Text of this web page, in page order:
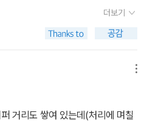
나 그 누구를 위해서도 희생하지 않
나 앞에 삶은 이제까지와는 전혀
테도 방해받지 않고 혼자 꿈을 꾼
깨닫는다. 아내와 엄마로서 주어
자 한 걸음 한 걸음 내디딜 때마다
위도 넓어’진다. ‘이제는 오로지
소설이다. 본문이 243쪽에서 끝
린 거 같다. 세상을 향해 여성의 자
을 건너지 못했다. 케이트 쇼팽이
는 나무다리를 놓은 후에야 비로
Awakening>을 다시 출간할 수 있
이후
다우면서도 잔인한 것이, 그럼에
조금은 알 수 있을 것 같았다. - P
의 아내가 아닌 자신의 삶의 주인
를 만나 진심을 전하게 되는데...이
은 발생하지 않는다. 그럼에도 불
않았다. 단지 '에드나'의 감정의 변
그녀의 삶을 사로잡는 것을 지켜
가가 ˝케이트 쇼팽˝ 이었다. 그래
더라. 기대가 된다.7. 네메시스 :
는 미국 삼부작을 다 읽고 이 책을
콜스 북플의 셀럽 스콧님과 다락
내가 좋아하는 취향의 작품이라
영화도 보고싶다.9. 빌레뜨 2 :
는 케이트 쇼팽도 여기 해당한다.
던 쇼팽은 두 권의 단편집과 두 편
번째 장편이자 대표작 <각성>(1
떠받치고 있다. 발표 당시에는 여
었다는 이유로(미국판 ‘마담 보바
절판되었던 작품이다.여성문학이
더보기
거리도 쌓여 있는데(처리에 며칠